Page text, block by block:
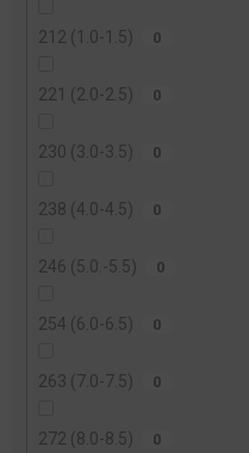
212 (1.0-1.5) 0
221 (2.0-2.5) 0
230 (3.0-3.5) 0
238 (4.0-4.5) 0
246 (5.0.-5.5) 0
254 (6.0-6.5) 0
263 (7.0-7.5) 0
272 (8.0-8.5) 0